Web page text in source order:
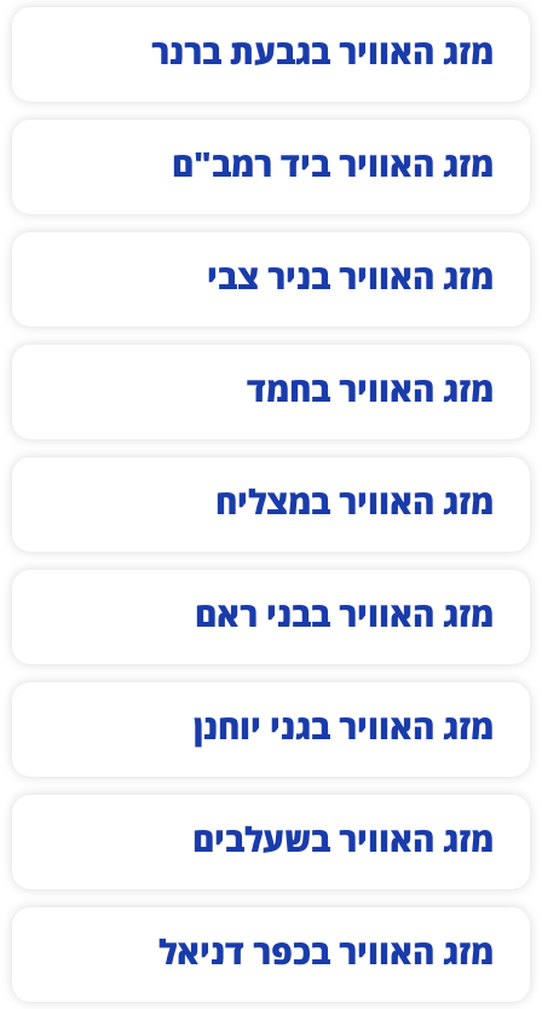
מזג האוויר בגבעת ברנר
מזג האוויר ביד רמב"ם
מזג האוויר בניר צבי
מזג האוויר בחמד
מזג האוויר במצליח
מזג האוויר בבני ראם
מזג האוויר בגני יוחנן
מזג האוויר בשעלבים
מזג האוויר בכפר דניאל